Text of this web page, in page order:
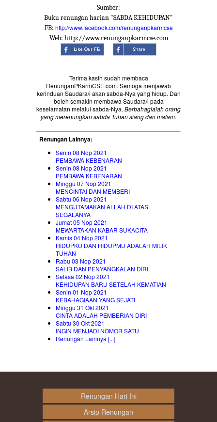
Sumber:
Buku renungan harian "SABDA KEHIDUPAN"
FB: http://www.facebook.com/renunganpkarmcse
Web: http://www.renunganpkarmcse.com
Terima kasih sudah membaca
RenunganPKarmCSE.com. Semoga menjawab
kerinduan Saudara/i akan sabda-Nya yang hidup. Dan
boleh semakin membawa Saudara/i pada
keselamatan melalui sabda-Nya. Berbahagialah orang
yang merenungkan sabda Tuhan siang dan malam.
Renungan Lainnya:
Senin 08 Nop 2021
PEMBAWA KEBENARAN
Senin 08 Nop 2021
PEMBAWA KEBENARAN
Minggu 07 Nop 2021
MENCINTAI DAN MEMBERI
Sabtu 06 Nop 2021
MENGUTAMAKAN ALLAH DI ATAS
SEGALANYA
Jumat 05 Nop 2021
MEWARTAKAN KABAR SUKACITA
Kamis 04 Nop 2021
HIDUPKU DAN HIDUPMU ADALAH MILIK
TUHAN
Rabu 03 Nop 2021
SALIB DAN PENYANGKALAN DIRI
Selasa 02 Nop 2021
KEHIDUPAN BARU SETELAH KEMATIAN
Senin 01 Nop 2021
KEBAHAGIAAN YANG SEJATI
Minggu 31 Okt 2021
CINTA ADALAH PEMBERIAN DIRI
Sabtu 30 Okt 2021
INGIN MENJADI NOMOR SATU
Renungan Lainnya [...]
Renungan Hari Ini
Arsip Renungan